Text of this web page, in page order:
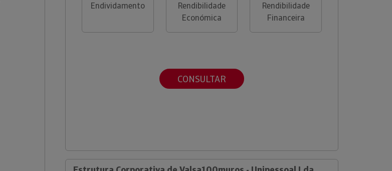
Endividamento
Rendibilidade
Económica
Rendibilidade
Financeira
CONSULTAR